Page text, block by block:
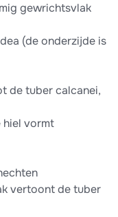
gewrichtsvlak
(de onderzijde is
de tuber calcanei,
hiel vormt
vertoont de tuber